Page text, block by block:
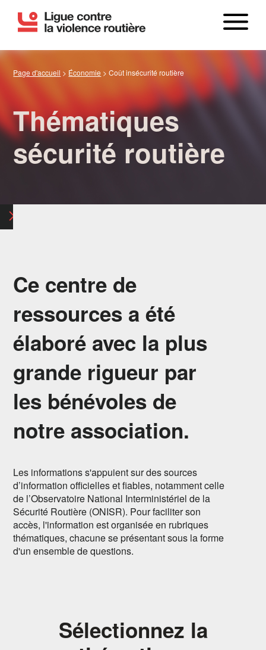
Page d'accueil > Économie >Coût insécurité routière
Thématiques
sécurité routière
Ce centre de
ressources a été
élaboré avec la plus
grande rigueur par
les bénévoles de
notre association.
Les informations s'appuient sur des sources
d’information officielles et fiables, notamment celle
de l’Observatoire National Interministériel de la
Sécurité Routière (ONISR). Pour faciliter son
accès, l'information est organisée en rubriques
thématiques, chacune se présentant sous la forme
d'un ensemble de questions.
Sélectionnez la